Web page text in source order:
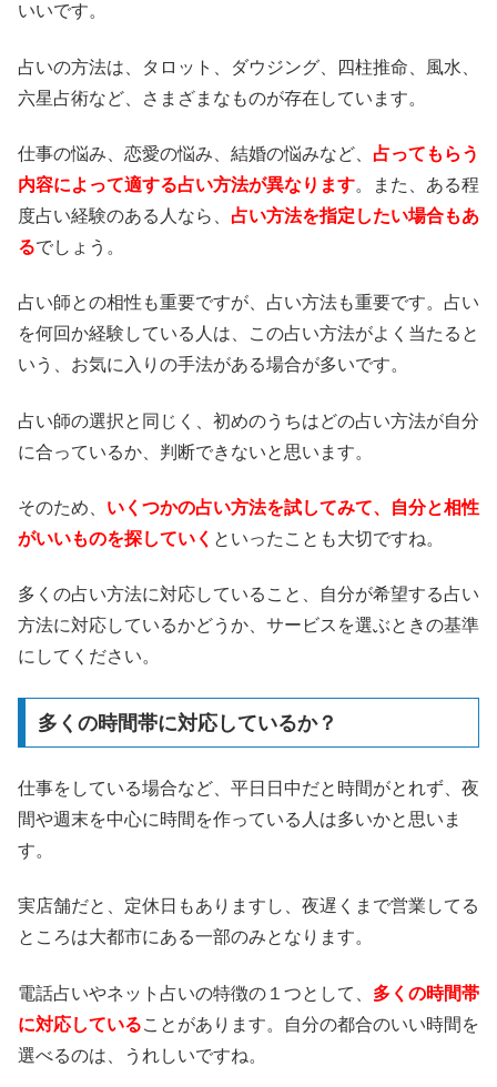
いいです。
占いの方法は、タロット、ダウジング、四柱推命、風水、
六星占術など、さまざまなものが存在しています。
仕事の悩み、恋愛の悩み、結婚の悩みなど、 占ってもらう
内容によって適する占い方法が異なります。また、ある程
度占い経験のある人なら、 占い方法を指定したい場合もあ
るでしょう。
占い師との相性も重要ですが、占い方法も重要です。占い
を何回か経験している人は、この占い方法がよく当たると
いう、お気に入りの手法がある場合が多いです。
占い師の選択と同じく、初めのうちはどの占い方法が自分
に合っているか、判断できないと思います。
そのため、 いくつかの占い方法を試してみて、自分と相性
がいいものを探していく といったことも大切ですね。
多くの占い方法に対応していること、自分が希望する占い
方法に対応しているかどうか、サービスを選ぶときの基準
にしてください。
多くの時間帯に対応しているか？
仕事をしている場合など、平日日中だと時間がとれず、夜
間や週末を中心に時間を作っている人は多いかと思いま
す。
実店舗だと、定休日もありますし、夜遅くまで営業してる
ところは大都市にある一部のみとなります。
電話占いやネット占いの特徴の１つとして、 多くの時間帯
に対応していることがあります。自分の都合のいい時間を
選べるのは、うれしいですね。